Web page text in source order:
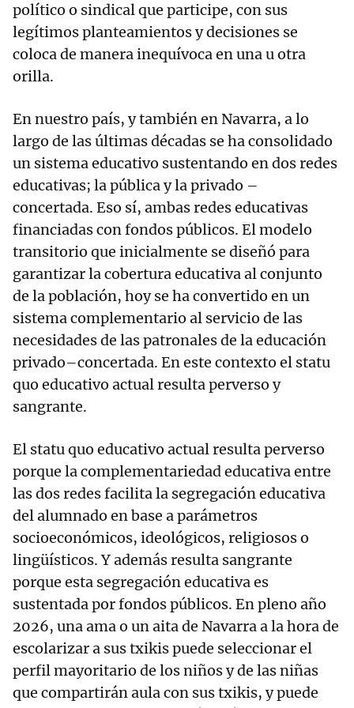
político o sindical que participe, con sus
legítimos planteamientos y decisiones se
coloca de manera inequívoca en una u otra
orilla.
En nuestro país, y también en Navarra, a lo
largo de las últimas décadas se ha consolidado
un sistema educativo sustentando en dos redes
educativas; la pública y la privado –
concertada. Eso sí, ambas redes educativas
financiadas con fondos públicos. El modelo
transitorio que inicialmente se diseñó para
garantizar la cobertura educativa al conjunto
de la población, hoy se ha convertido en un
sistema complementario al servicio de las
necesidades de las patronales de la educación
privado–concertada. En este contexto el statu
quo educativo actual resulta perverso y
sangrante.
El statu quo educativo actual resulta perverso
porque la complementariedad educativa entre
las dos redes facilita la segregación educativa
del alumnado en base a parámetros
socioeconómicos, ideológicos, religiosos o
lingüísticos. Y además resulta sangrante
porque esta segregación educativa es
sustentada por fondos públicos. En pleno año
2026, una ama o un aita de Navarra a la hora de
escolarizar a sus txikis puede seleccionar el
perfil mayoritario de los niños y de las niñas
que compartirán aula con sus txikis, y puede